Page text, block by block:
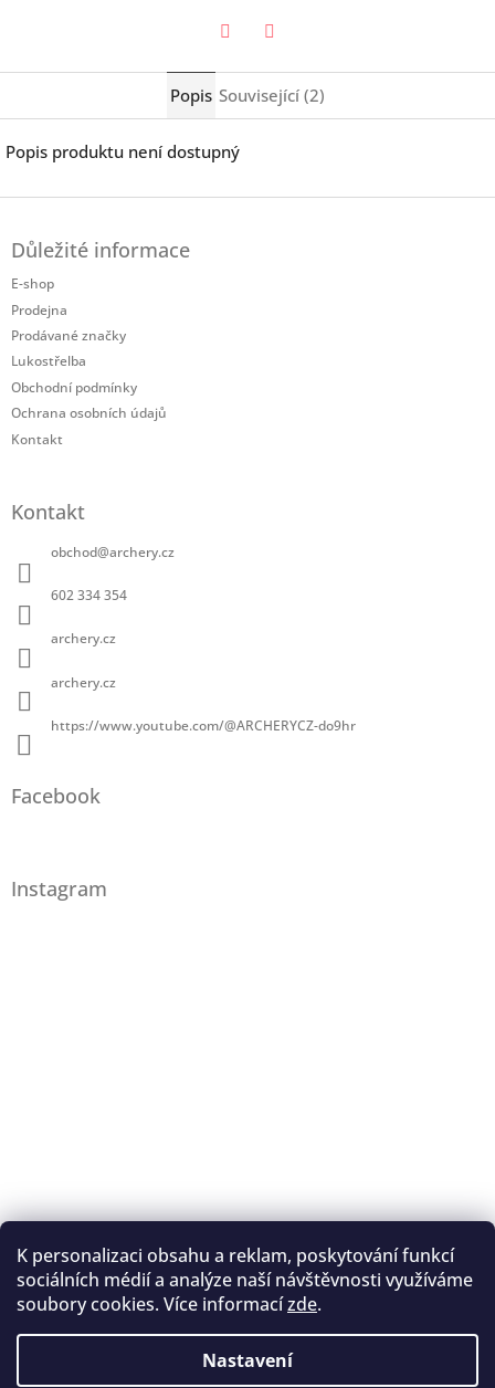
K personalizaci obsahu a reklam, poskytování funkcí
sociálních médií a analýze naší návštěvnosti využíváme
soubory cookies. Více informacízde.
Nastavení
Popis Související (2)
Popis produktu není dostupný
Důležité informace
E-shop
Prodejna
Prodávané značky
Lukostřelba
Obchodní podmínky
Ochrana osobních údajů
Kontakt
Kontakt
obchod@archery.cz
602 334 354
archery.cz
archery.cz
https://www.youtube.com/@ARCHERYCZ-do9hr
Facebook
Instagram
Sledovat na Instagramu
Registrace na lukostřelbu
I. Královský lukostřelecký klub
Český lukostřelecký svaz